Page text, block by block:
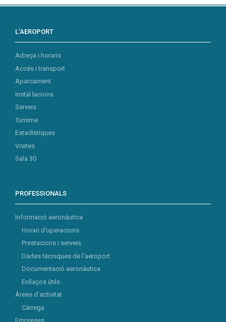
L’AEROPORT
Adreça i horaris
Accés i transport
Aparcament
Instal·lacions
Serveis
Turisme
Estadístiques
Visites
Sala 30
PROFESSIONALS
Informació aeronàutica
Horari d’operacions
Prestacions i serveis
Dades tècniques de l’aeroport
Documentació aeronàutica
Enllaços útils
Àrees d’activitat
Càrrega
Empreses